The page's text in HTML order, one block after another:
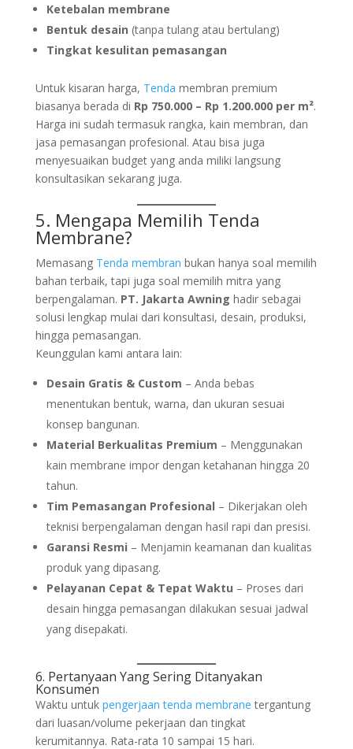
Ketebalan membrane
Bentuk desain (tanpa tulang atau bertulang)
Tingkat kesulitan pemasangan
Untuk kisaran harga, Tenda membran premium
biasanya berada di Rp 750.000 – Rp 1.200.000 per m².
Harga ini sudah termasuk rangka, kain membran, dan
jasa pemasangan profesional. Atau bisa juga
menyesuaikan budget yang anda miliki langsung
konsultasikan sekarang juga.
5. Mengapa Memilih Tenda
Membrane?
Memasang Tenda membran bukan hanya soal memilih
bahan terbaik, tapi juga soal memilih mitra yang
berpengalaman. PT. Jakarta Awning hadir sebagai
solusi lengkap mulai dari konsultasi, desain, produksi,
hingga pemasangan.
Keunggulan kami antara lain:
Desain Gratis & Custom – Anda bebas
menentukan bentuk, warna, dan ukuran sesuai
konsep bangunan.
Material Berkualitas Premium – Menggunakan
kain membrane impor dengan ketahanan hingga 20
tahun.
Tim Pemasangan Profesional – Dikerjakan oleh
teknisi berpengalaman dengan hasil rapi dan presisi.
Garansi Resmi – Menjamin keamanan dan kualitas
produk yang dipasang.
Pelayanan Cepat & Tepat Waktu – Proses dari
desain hingga pemasangan dilakukan sesuai jadwal
yang disepakati.
6. Pertanyaan Yang Sering Ditanyakan
Konsumen
Waktu untuk pengerjaan tenda membrane tergantung
dari luasan/volume pekerjaan dan tingkat
kerumitannya. Rata-rata 10 sampai 15 hari.